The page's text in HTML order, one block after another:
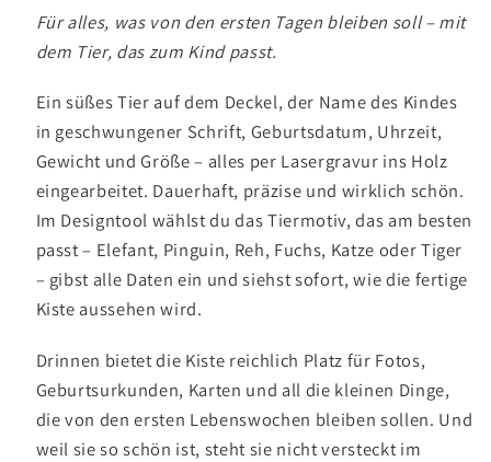
Für alles, was von den ersten Tagen bleiben soll – mit
dem Tier, das zum Kind passt.
Ein süßes Tier auf dem Deckel, der Name des Kindes
in geschwungener Schrift, Geburtsdatum, Uhrzeit,
Gewicht und Größe – alles per Lasergravur ins Holz
eingearbeitet. Dauerhaft, präzise und wirklich schön.
Im Designtool wählst du das Tiermotiv, das am besten
passt – Elefant, Pinguin, Reh, Fuchs, Katze oder Tiger
– gibst alle Daten ein und siehst sofort, wie die fertige
Kiste aussehen wird.
Drinnen bietet die Kiste reichlich Platz für Fotos,
Geburtsurkunden, Karten und all die kleinen Dinge,
die von den ersten Lebenswochen bleiben sollen. Und
weil sie so schön ist, steht sie nicht versteckt im